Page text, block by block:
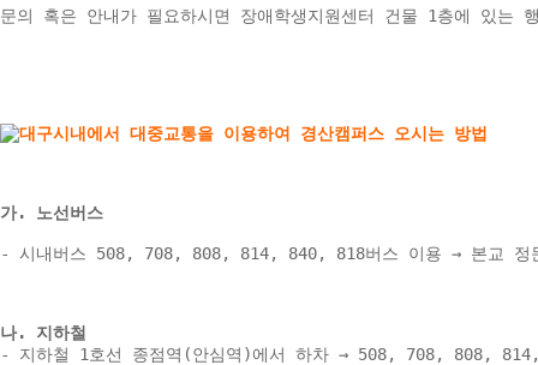
문의 혹은 안내가 필요하시면 장애학생지원센터 건물 1층에 있는
가. 노선버스
- 시내버스 508, 708, 808, 814, 840, 818버스 이용 → 본교
나. 지하철
- 지하철 1호선 종점역(안심역)에서 하차 → 508, 708, 808,